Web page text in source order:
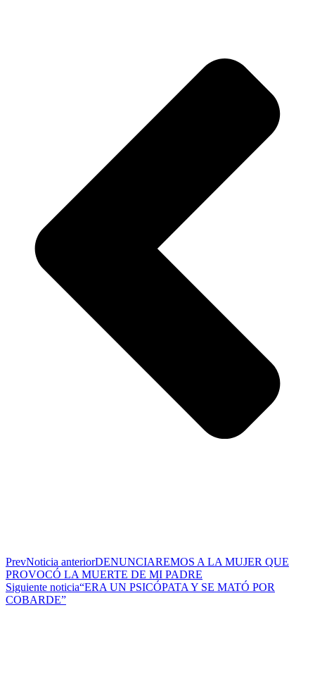
PrevNoticia anteriorDENUNCIAREMOS A LA MUJER QUE
PROVOCÓ LA MUERTE DE MI PADRE
Siguiente noticia“ERA UN PSICÓPATA Y SE MATÓ POR
COBARDE”